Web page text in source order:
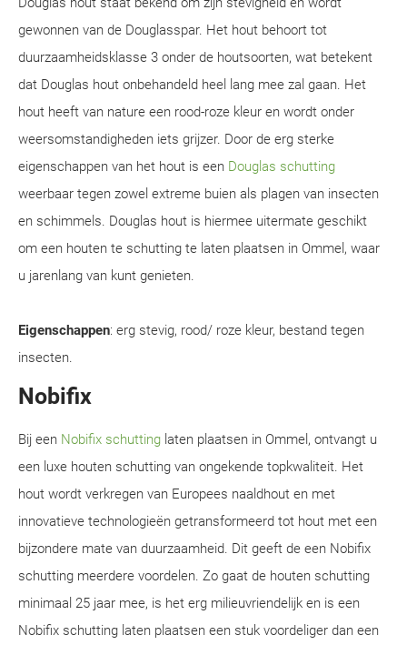
gewonnen van de Douglasspar. Het hout behoort tot
duurzaamheidsklasse 3 onder de houtsoorten, wat betekent
dat Douglas hout onbehandeld heel lang mee zal gaan. Het
hout heeft van nature een rood-roze kleur en wordt onder
weersomstandigheden iets grijzer. Door de erg sterke
eigenschappen van het hout is een Douglas schutting
weerbaar tegen zowel extreme buien als plagen van insecten
en schimmels. Douglas hout is hiermee uitermate geschikt
om een houten te schutting te laten plaatsen in Ommel, waar
u jarenlang van kunt genieten.
Eigenschappen: erg stevig, rood/ roze kleur, bestand tegen
insecten.
Nobifix
Bij een Nobifix schutting laten plaatsen in Ommel, ontvangt u
een luxe houten schutting van ongekende topkwaliteit. Het
hout wordt verkregen van Europees naaldhout en met
innovatieve technologieën getransformeerd tot hout met een
bijzondere mate van duurzaamheid. Dit geeft de een Nobifix
schutting meerdere voordelen. Zo gaat de houten schutting
minimaal 25 jaar mee, is het erg milieuvriendelijk en is een
Nobifix schutting laten plaatsen een stuk voordeliger dan een